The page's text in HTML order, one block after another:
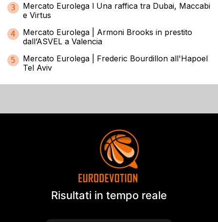
3
Mercato Eurolega l Una raffica tra Dubai, Maccabi
e Virtus
4
Mercato Eurolega | Armoni Brooks in prestito
dall’ASVEL a Valencia
5
Mercato Eurolega | Frederic Bourdillon all'Hapoel
Tel Aviv
Risultati in tempo reale